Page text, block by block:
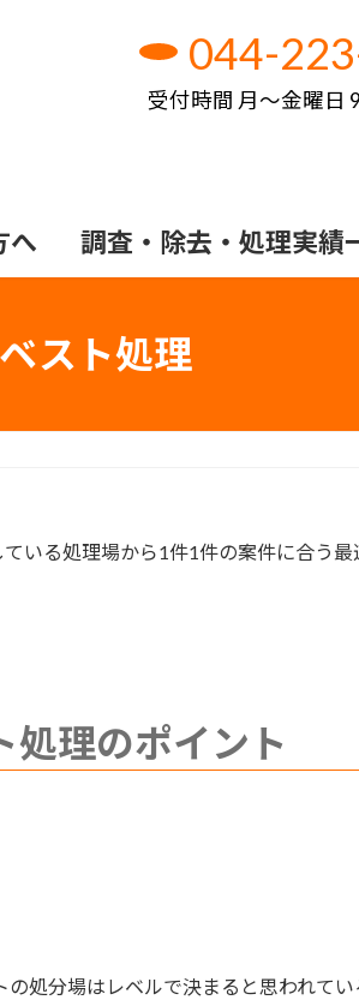
044-
受付時間 月～金曜日
へ 調査・除去・処理実績
スト処理
る処理場から1件1件の案件に合う最
処理のポイント
の処分場はレベルで決まると思われて